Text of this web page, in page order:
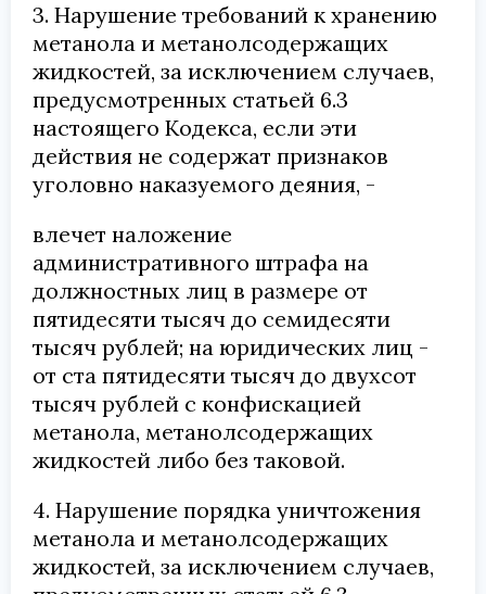
3. Нарушение требований к хранению
метанола и метанолсодержащих
жидкостей, за исключением случаев,
предусмотренных статьей 6.3
настоящего Кодекса, если эти
действия не содержат признаков
уголовно наказуемого деяния, -
влечет наложение
административного штрафа на
должностных лиц в размере от
пятидесяти тысяч до семидесяти
тысяч рублей; на юридических лиц -
от ста пятидесяти тысяч до двухсот
тысяч рублей с конфискацией
метанола, метанолсодержащих
жидкостей либо без таковой.
4. Нарушение порядка уничтожения
метанола и метанолсодержащих
жидкостей, за исключением случаев,